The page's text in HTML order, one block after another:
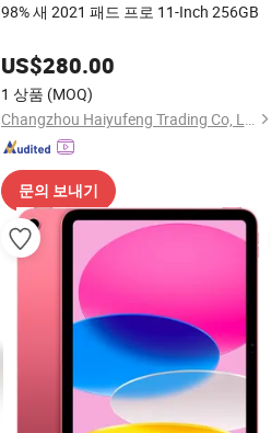
98% 새 2021 패드 프로 11-Inch 256GB
US$280.00
1 상품 (MOQ)
Changzhou Haiyufeng Trading Co, Ltd.
문의 보내기